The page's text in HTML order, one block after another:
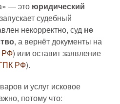
— это юридический
судебный
некорректно, суд не
, а вернёт документы на
РФ) или оставит заявление
РФ).
и услуг исковое
потому что: